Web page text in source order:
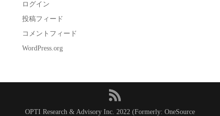
ログイン
投稿フィード
コメントフィード
WordPress.org
OPTI Research & Advisory Inc. 2022 (Formerly: OneSource